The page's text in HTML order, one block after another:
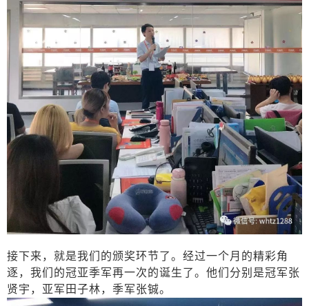
接下来，就是我们的颁奖环节了。经过一个月的精彩角
逐，我们的冠亚季军再一次的诞生了。 他们分别是冠军张
贤宇 ，亚军 田子林，季军张铖。